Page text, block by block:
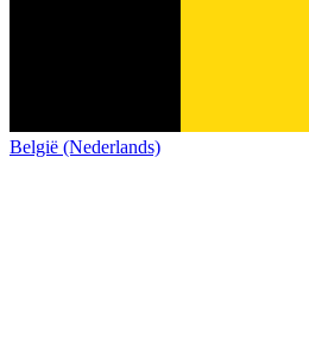
België (Nederlands)